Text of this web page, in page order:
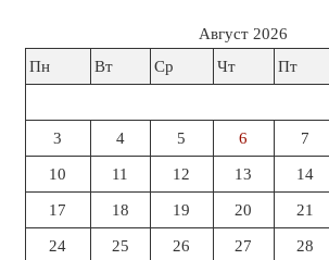
Август 2026
Пн
Вт Ср Чт Пт
3 4 5 6 7
10 11 12 13 14
17 18 19 20 21
24 25 26 27 28